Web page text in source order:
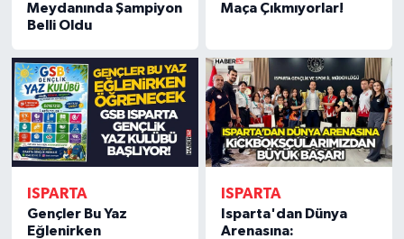
Meydanında Şampiyon
Belli Oldu
Maça Çıkmıyorlar!
ISPARTA
Gençler Bu Yaz
Eğlenirken
ISPARTA
Isparta'dan Dünya
Arenasına: